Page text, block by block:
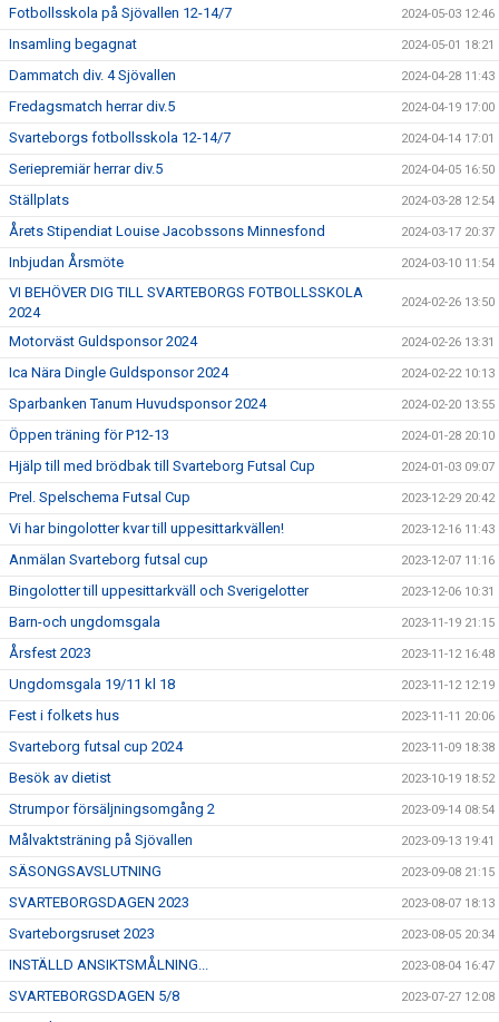
Fotbollsskola på Sjövallen 12-14/7 2024-05-03 12:46
Insamling begagnat 2024-05-01 18:21
Dammatch div. 4 Sjövallen 2024-04-28 11:43
Fredagsmatch herrar div.5 2024-04-19 17:00
Svarteborgs fotbollsskola 12-14/7 2024-04-14 17:01
Seriepremiär herrar div.5 2024-04-05 16:50
Ställplats 2024-03-28 12:54
Årets Stipendiat Louise Jacobssons Minnesfond 2024-03-17 20:37
Inbjudan Årsmöte 2024-03-10 11:54
VI BEHÖVER DIG TILL SVARTEBORGS FOTBOLLSSKOLA
2024
2024-02-26 13:50
Motorväst Guldsponsor 2024 2024-02-26 13:31
Ica Nära Dingle Guldsponsor 2024 2024-02-22 10:13
Sparbanken Tanum Huvudsponsor 2024 2024-02-20 13:55
Öppen träning för P12-13 2024-01-28 20:10
Hjälp till med brödbak till Svarteborg Futsal Cup 2024-01-03 09:07
Prel. Spelschema Futsal Cup 2023-12-29 20:42
Vi har bingolotter kvar till uppesittarkvällen! 2023-12-16 11:43
Anmälan Svarteborg futsal cup 2023-12-07 11:16
Bingolotter till uppesittarkväll och Sverigelotter 2023-12-06 10:31
Barn-och ungdomsgala 2023-11-19 21:15
Årsfest 2023 2023-11-12 16:48
Ungdomsgala 19/11 kl 18 2023-11-12 12:19
Fest i folkets hus 2023-11-11 20:06
Svarteborg futsal cup 2024 2023-11-09 18:38
Besök av dietist 2023-10-19 18:52
Strumpor försäljningsomgång 2 2023-09-14 08:54
Målvaktsträning på Sjövallen 2023-09-13 19:41
SÄSONGSAVSLUTNING 2023-09-08 21:15
SVARTEBORGSDAGEN 2023 2023-08-07 18:13
Svarteborgsruset 2023 2023-08-05 20:34
INSTÄLLD ANSIKTSMÅLNING... 2023-08-04 16:47
SVARTEBORGSDAGEN 5/8 2023-07-27 12:08